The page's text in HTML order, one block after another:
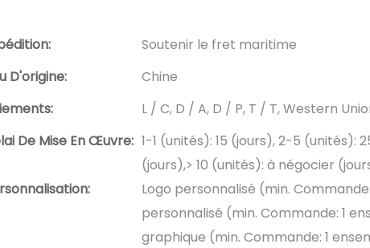
Soutenir le fret maritime
D'origine:
Chine
L / C, D / A, D / P, T / T, Western
De Mise En Œuvre: 1-1 (unités): 15 (jours), 2-5 (unités):
(jours),> 10 (unités): à négocier
Logo personnalisé (min.
personnalisé (min. Commande: 1
graphique (min. Commande: 1